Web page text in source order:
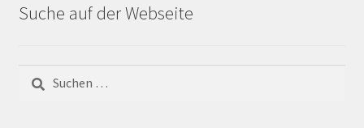
Suche auf der Webseite
Suchen
nach: